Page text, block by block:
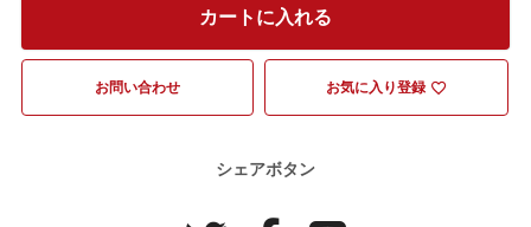
カートに入れる
お問い合わせ お気に入り登録
シェアボタン